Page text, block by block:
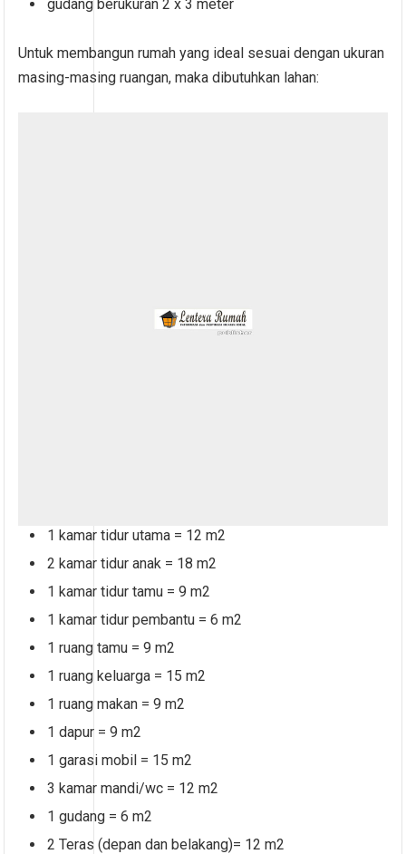
gudang berukuran 2 x 3 meter
Untuk membangun rumah yang ideal sesuai dengan ukuran
masing-masing ruangan, maka dibutuhkan lahan:
1 kamar tidur utama = 12 m2
2 kamar tidur anak = 18 m2
1 kamar tidur tamu = 9 m2
1 kamar tidur pembantu = 6 m2
1 ruang tamu = 9 m2
1 ruang keluarga = 15 m2
1 ruang makan = 9 m2
1 dapur = 9 m2
1 garasi mobil = 15 m2
3 kamar mandi/wc = 12 m2
1 gudang = 6 m2
2 Teras (depan dan belakang)= 12 m2